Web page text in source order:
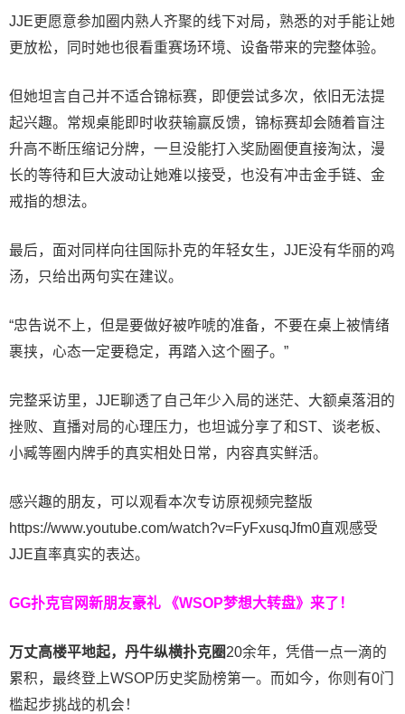
JJE更愿意参加圈内熟人齐聚的线下对局，熟悉的对手能让她
更放松，同时她也很看重赛场环境、设备带来的完整体验。
但她坦言自己并不适合锦标赛，即便尝试多次，依旧无法提
起兴趣。常规桌能即时收获输赢反馈，锦标赛却会随着盲注
升高不断压缩记分牌，一旦没能打入奖励圈便直接淘汰，漫
长的等待和巨大波动让她难以接受，也没有冲击金手链、金
戒指的想法。
最后，面对同样向往国际扑克的年轻女生，JJE没有华丽的鸡
汤，只给出两句实在建议。
“忠告说不上，但是要做好被咋唬的准备，不要在桌上被情绪
裹挟，心态一定要稳定，再踏入这个圈子。”
完整采访里，JJE聊透了自己年少入局的迷茫、大额桌落泪的
挫败、直播对局的心理压力，也坦诚分享了和ST、谈老板、
小臧等圈内牌手的真实相处日常，内容真实鲜活。
感兴趣的朋友，可以观看本次专访原视频完整版
https://www.youtube.com/watch?v=FyFxusqJfm0直观感受
JJE直率真实的表达。
GG扑克官网新朋友豪礼 《WSOP梦想大转盘》来了！
万丈高楼平地起，丹牛纵横扑克圈20余年，凭借一点一滴的
累积，最终登上WSOP历史奖励榜第一。而如今，你则有0门
槛起步挑战的机会！